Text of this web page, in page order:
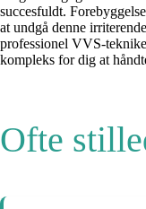
succesfuldt.
at undgå denne
professionel VVS-
kompleks for dig at
Ofte